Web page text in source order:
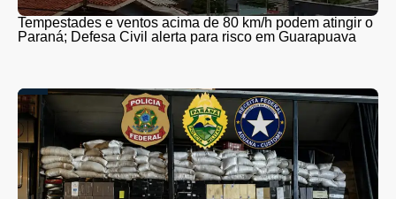
Tempestades e ventos acima de 80 km/h podem atingir o
Paraná; Defesa Civil alerta para risco em Guarapuava